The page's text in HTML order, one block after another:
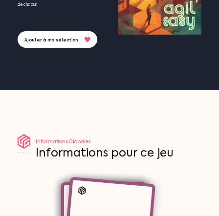
de chacun.
Ajouter à ma sélection
InformationsGlobales
Informations pour ce jeu